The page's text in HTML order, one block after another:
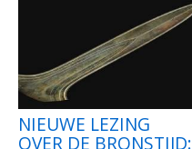
NIEUWE LEZING
OVER DE BRONSTIJD: